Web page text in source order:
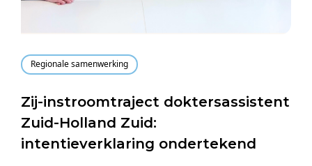
Regionale samenwerking
Zij-instroomtraject doktersassistent
Zuid-Holland Zuid:
intentieverklaring ondertekend